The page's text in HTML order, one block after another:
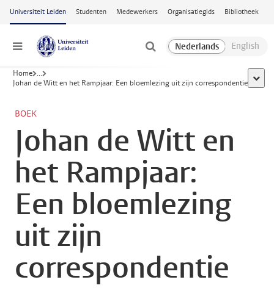
Ga naar hoofdinhoud
Universiteit Leiden Studenten Medewerkers Organisatiegids Bibliotheek
Menu
Home ...
Johan de Witt en het Rampjaar: Een bloemlezing uit zijn correspondentie toon
BOEK
Johan de Witt en
het Rampjaar:
Een bloemlezing
uit zijn
correspondentie